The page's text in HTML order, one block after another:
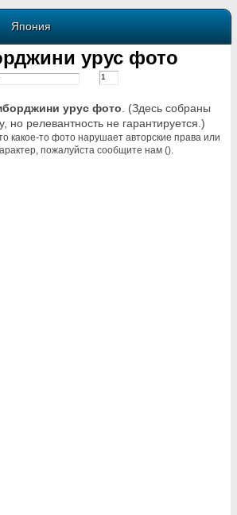
Япония
урус фото
урус фото . (Здесь собраны
но релевантность не гарантируется.)
какое-то фото нарушает авторские права или
пожалуйста сообщите нам ().